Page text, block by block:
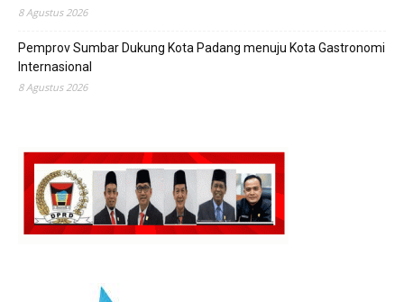
8 Agustus 2026
Pemprov Sumbar Dukung Kota Padang menuju Kota Gastronomi
Internasional
8 Agustus 2026